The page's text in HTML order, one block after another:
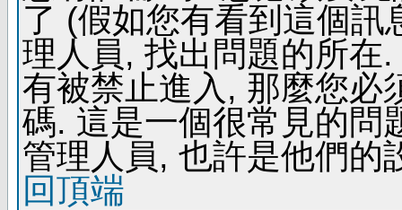
了 (假如您有看到這個
理人員, 找出問題的所在
有被禁止進入, 那麼您必
碼. 這是一個很常見的問
管理人員, 也許是他們的
回頂端